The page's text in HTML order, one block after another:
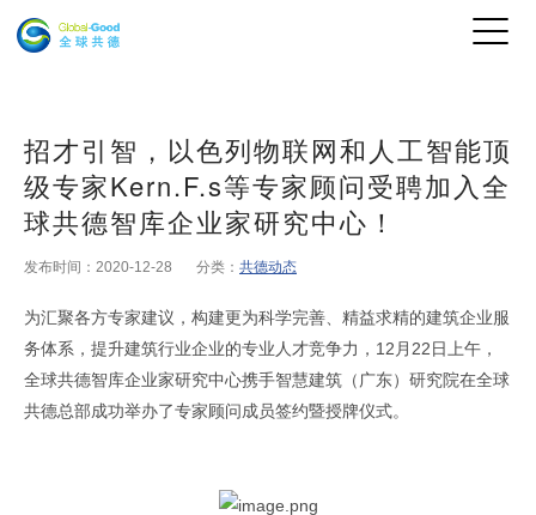
招才引智，以色列物联网和人工智能顶
级专家Kern.F.s等专家顾问受聘加入全
球共德智库企业家研究中心！
发布时间：2020-12-28 分类： 共德动态
为汇聚各方专家建议，构建更为科学完善、精益求精的建筑企业服
务体系，提升建筑行业企业的专业人才竞争力，12月22日上午，
全球共德智库企业家研究中心携手智慧建筑（广东）研究院在全球
共德总部成功举办了专家顾问成员签约暨授牌仪式。